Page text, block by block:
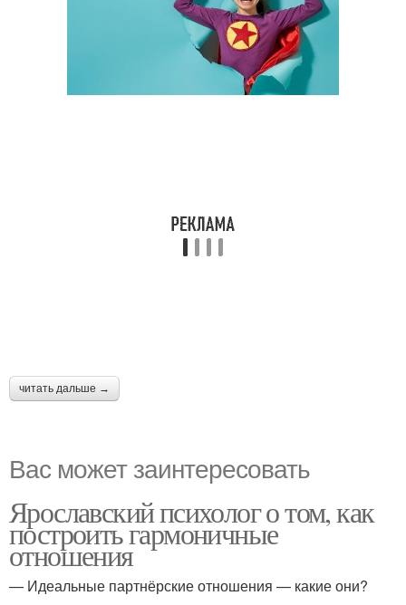
читать дальше →
Вас может заинтересовать
Ярославский психолог о том, как
построить гармоничные
отношения
— Идеальные партнёрские отношения — какие они?